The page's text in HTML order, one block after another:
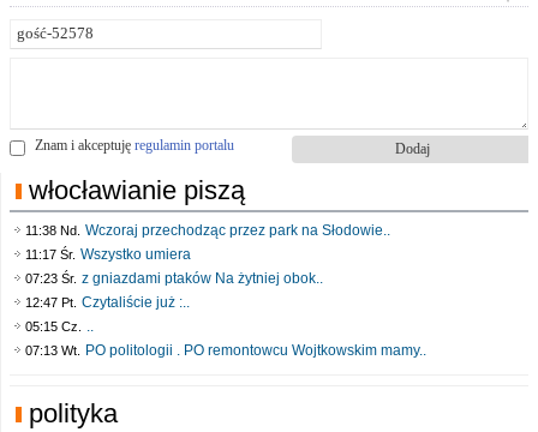
Znam i akceptuję regulamin portalu
włocławianie piszą
11:38 Nd. Wczoraj przechodząc przez park na Słodowie..
11:17 Śr. Wszystko umiera
07:23 Śr. z gniazdami ptaków Na żytniej obok..
12:47 Pt. Czytaliście już :..
05:15 Cz. ..
07:13 Wt. PO politologii . PO remontowcu Wojtkowskim mamy..
polityka